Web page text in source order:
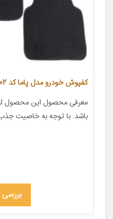
کفپوش خودرو مدل پاما کد 02
معرفی محصول این محصول از
باشد. با توجه به خاصيت